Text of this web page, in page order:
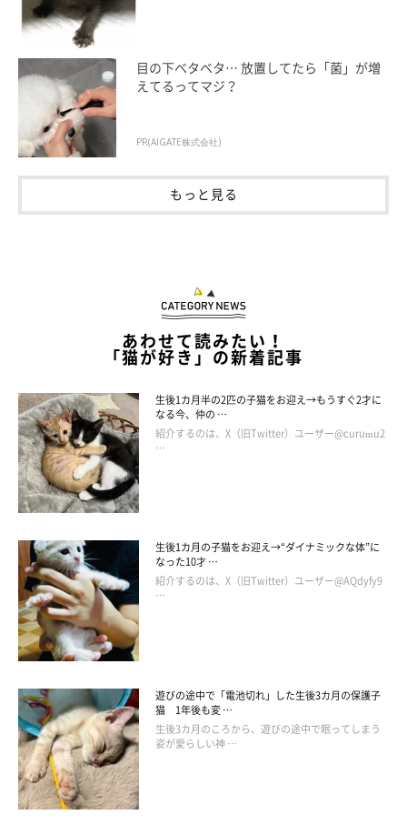
猫から好かれ、いつも優しく包み込み、猫に温もりを与えられる
（着る毛布とやらに手をだす日が来たのでは……）
たまちゃん本日の本日の一言
目の下ベタベタ… 放置してたら「菌」が増
えてるってマジ？
PR(AIGATE株式会社)
もっと見る
あわせて読みたい！
「猫が好き」の新着記事
生後1カ月半の2匹の子猫をお迎え→もうすぐ2才に
なる今、仲の …
紹介するのは、X（旧Twitter）ユーザー@curumu2
…
生後1カ月の子猫をお迎え→“ダイナミックな体”に
なった10才 …
紹介するのは、X（旧Twitter）ユーザー@AQdyfy9
…
遊びの途中で「電池切れ」した生後3カ月の保護子
猫 1年後も変 …
生後3カ月のころから、遊びの途中で眠ってしまう
姿が愛らしい神 …